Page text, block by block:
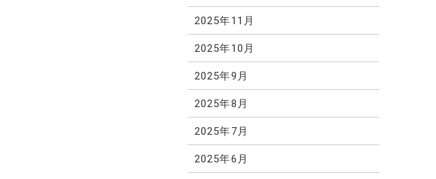
2025年11月
2025年10月
2025年9月
2025年8月
2025年7月
2025年6月